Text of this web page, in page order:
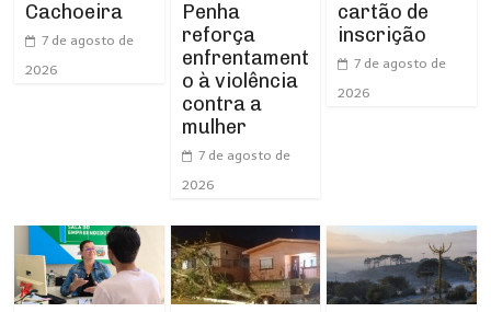
Cachoeira
7 de agosto de
2026
Penha
reforça
enfrentament
o à violência
contra a
mulher
7 de agosto de
2026
cartão de
inscrição
7 de agosto de
2026